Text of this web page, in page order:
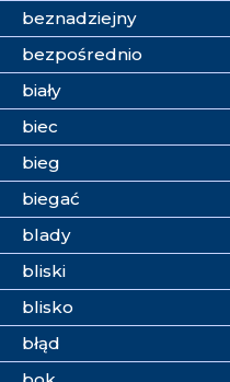
beznadziejny
bezpośrednio
biały
biec
bieg
biegać
blady
bliski
blisko
błąd